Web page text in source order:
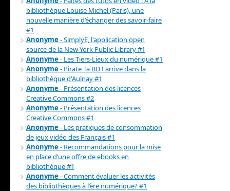
bibliothèque Louise Michel (Paris), une
nouvelle manière d’échanger des savoir-faire
#1
Anonyme- SimplyE, l'application open
source de la New York Public Library #1
Anonyme- Les Tiers-Lieux du numérique #1
Anonyme- Pirate Ta BD ! arrive dans la
bibliothèque d'Aulnay #1
Anonyme- Présentation des licences
Creative Commons #2
Anonyme- Présentation des licences
Creative Commons #1
Anonyme- Les pratiques de consommation
de jeux vidéo des Français #1
Anonyme- Recommandations pour la mise
en place d’une offre de ebooks en
bibliothèque #1
Anonyme- Comment évaluer les activités
des bibliothèques à l’ère numérique? #1